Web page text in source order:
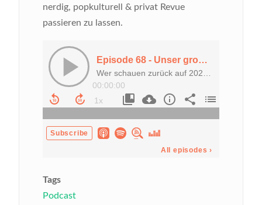
nerdig, popkulturell & privat Revue
passieren zu lassen.
Tags
Podcast